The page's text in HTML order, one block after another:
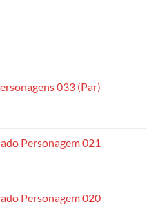
033 (Par)
8,99
Personagem 021
Personagem 020